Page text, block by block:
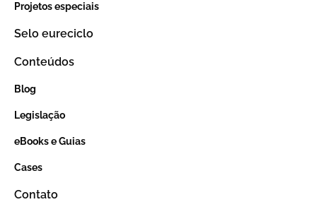
Projetos especiais
Selo eureciclo
Conteúdos
Blog
Legislação
eBooks e Guias
Cases
Contato